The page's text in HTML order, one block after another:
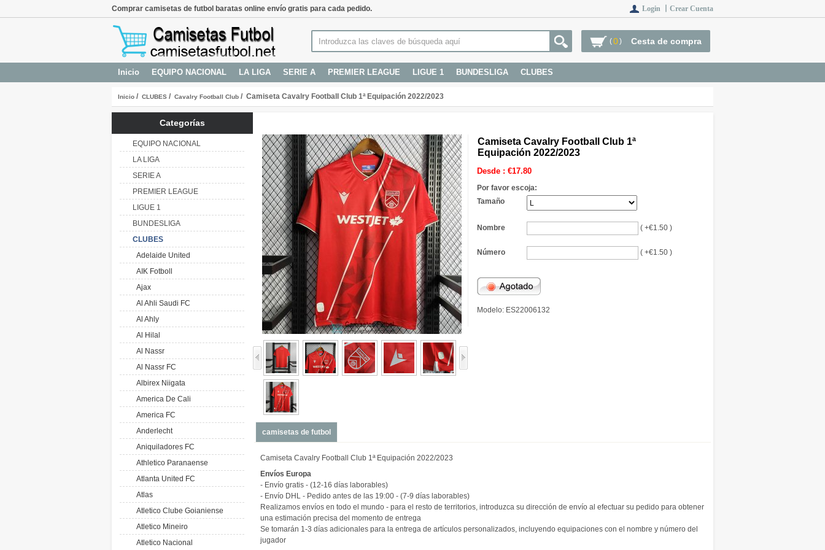
Comprar camisetas de futbol baratas online envío gratis para cada pedido. Login 丨 Crear Cuenta
(0) Cesta de compra
Inicio EQUIPO NACIONAL LA LIGA SERIE A PREMIER LEAGUE LIGUE 1 BUNDESLIGA CLUBES
Inicio / CLUBES / Cavalry Football Club / Camiseta Cavalry Football Club 1ª Equipación 2022/2023
Categorías
EQUIPO NACIONAL
LA LIGA
SERIE A
PREMIER LEAGUE
LIGUE 1
BUNDESLIGA
CLUBES
Adelaide United
AIK Fotboll
Ajax
Al Ahli Saudi FC
Al Ahly
Al Hilal
Al Nassr
Al Nassr FC
Albirex Niigata
America De Cali
America FC
Anderlecht
Aniquiladores FC
Athletico Paranaense
Atlanta United FC
Atlas
Atletico Clube Goianiense
Atletico Mineiro
Atletico Nacional
Camiseta Cavalry Football Club 1ª
Equipación 2022/2023
Desde : €17.80
Por favor escoja:
Tamaño
Nombre ( +€1.50 )
Número ( +€1.50 )
Modelo: ES22006132
camisetas de futbol
Camiseta Cavalry Football Club 1ª Equipación 2022/2023
Envíos Europa
- Envío gratis - (12-16 días laborables)
- Envío DHL - Pedido antes de las 19:00 - (7-9 días laborables)
Realizamos envíos en todo el mundo - para el resto de territorios, introduzca su dirección de envío al efectuar su pedido para obtener
una estimación precisa del momento de entrega
Se tomarán 1-3 días adicionales para la entrega de artículos personalizados, incluyendo equipaciones con el nombre y número del
jugador